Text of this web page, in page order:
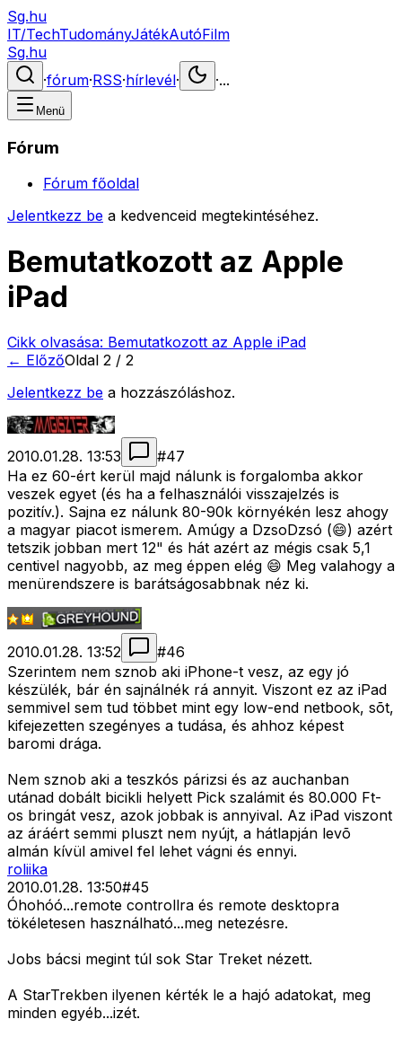
Sg.hu
IT/TechTudományJátékAutóFilm
Sg.hu
·fórum·RSS·hírlevél· ·...
Menü
Fórum
Fórum főoldal
Jelentkezz be a kedvenceid megtekintéséhez.
Bemutatkozott az Apple
iPad
Cikk olvasása: Bemutatkozott az Apple iPad
← ElőzőOldal 2 / 2
Jelentkezz be a hozzászóláshoz.
2010.01.28. 13:53 #47
Ha ez 60-ért kerül majd nálunk is forgalomba akkor
veszek egyet (és ha a felhasználói visszajelzés is
pozitív.). Sajna ez nálunk 80-90k környékén lesz ahogy
a magyar piacot ismerem. Amúgy a DzsoDzsó (😄) azért
tetszik jobban mert 12" és hát azért az mégis csak 5,1
centivel nagyobb, az meg éppen elég 😄 Meg valahogy a
menürendszere is barátságosabbnak néz ki.
2010.01.28. 13:52 #46
Szerintem nem sznob aki iPhone-t vesz, az egy jó
készülék, bár én sajnálnék rá annyit. Viszont ez az iPad
semmivel sem tud többet mint egy low-end netbook, sõt,
kifejezetten szegényes a tudása, és ahhoz képest
baromi drága.
Nem sznob aki a teszkós párizsi és az auchanban
utánad dobált bicikli helyett Pick szalámit és 80.000 Ft-
os bringát vesz, azok jobbak is annyival. Az iPad viszont
az áráért semmi pluszt nem nyújt, a hátlapján levõ
almán kívül amivel fel lehet vágni és ennyi.
roliika
2010.01.28. 13:50#45
Óhohóó...remote controllra és remote desktopra
tökéletesen használható...meg netezésre.
Jobs bácsi megint túl sok Star Treket nézett.
A StarTrekben ilyenen kérték le a hajó adatokat, meg
minden egyéb...izét.